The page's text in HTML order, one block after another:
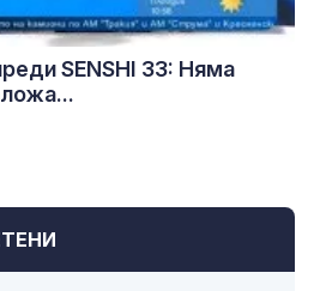
SENSHI 33: Няма